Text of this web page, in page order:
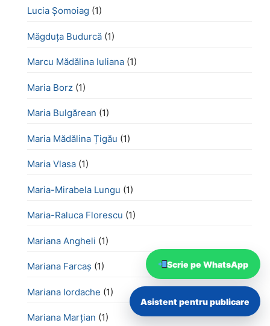
Lucia Șomoiag (1)
Măgduța Budurcă (1)
Marcu Mădălina Iuliana (1)
Maria Borz (1)
Maria Bulgărean (1)
Maria Mădălina Țigău (1)
Maria Vlasa (1)
Maria-Mirabela Lungu (1)
Maria-Raluca Florescu (1)
Mariana Angheli (1)
Mariana Farcaș (1)
Mariana Iordache (1)
Mariana Marțian (1)
Scrie pe WhatsApp
Asistent pentru publicare